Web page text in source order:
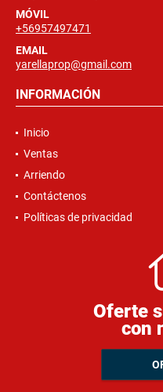
MÓVIL
+56957497471
EMAIL
yarellaprop@gmail.com
INFORMACIÓN
Inicio
Ventas
Arriendo
Contáctenos
Políticas de privacidad
Oferte
con